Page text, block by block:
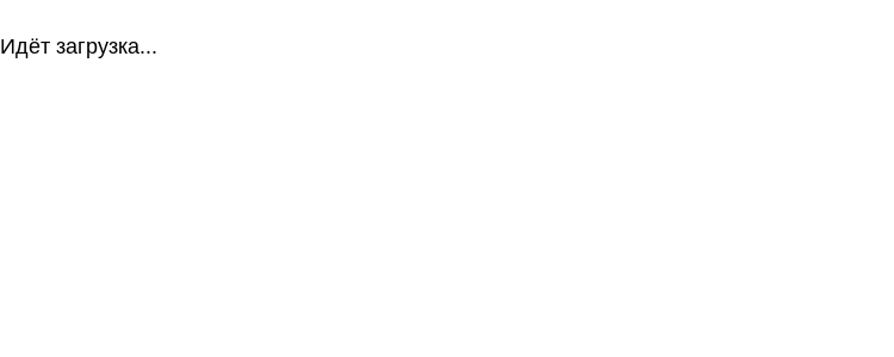
Идёт загрузка...